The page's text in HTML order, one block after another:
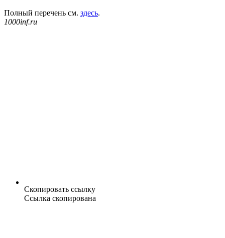
Полный перечень см. здесь.
1000inf.ru
Скопировать ссылку
Ссылка скопирована